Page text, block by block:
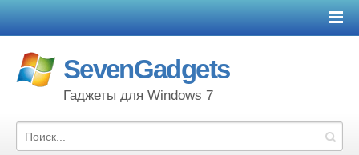
SevenGadgets
Гаджеты для Windows 7